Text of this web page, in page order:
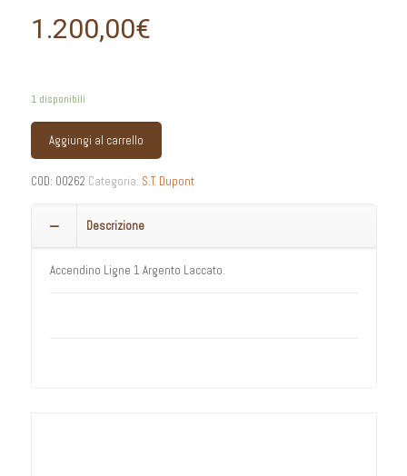
1.200,00€
1 disponibili
Aggiungi al carrello
COD: 00262 Categoria: S.T. Dupont
Descrizione
Accendino Ligne 1 Argento Laccato.